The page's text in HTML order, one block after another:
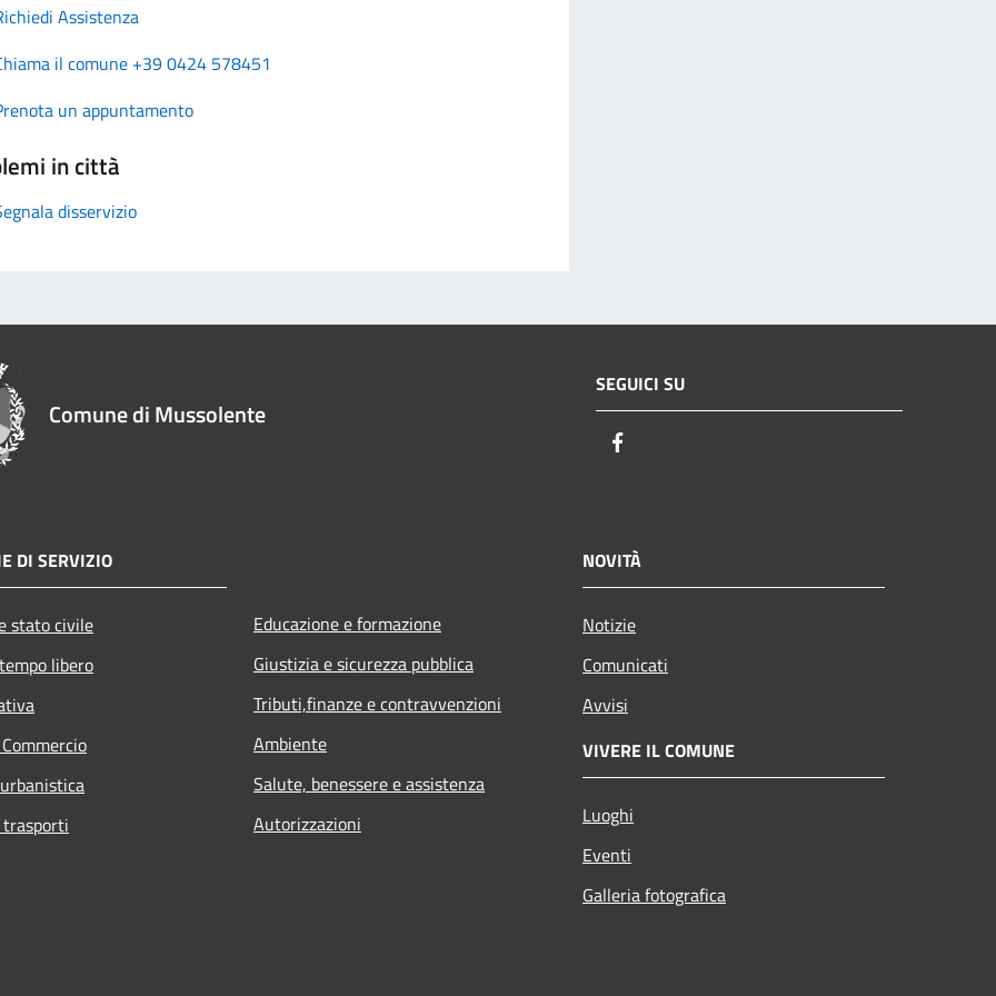
Assistenza
il comune +39 0424 578451
un appuntamento
in città
disservizio
Comune di Mussolente
SEGUICI SU
DI SERVIZIO
stato civile
libero
Educazione e formazione
Giustizia e sicurezza pubblica
Tributi,finanze e contravvenzioni
Ambiente
Salute, benessere e assistenza
Autorizzazioni
NOVITÀ
Notizie
Comunicati
Avvisi
VIVERE IL COMUNE
Luoghi
Eventi
Galleria fotografica